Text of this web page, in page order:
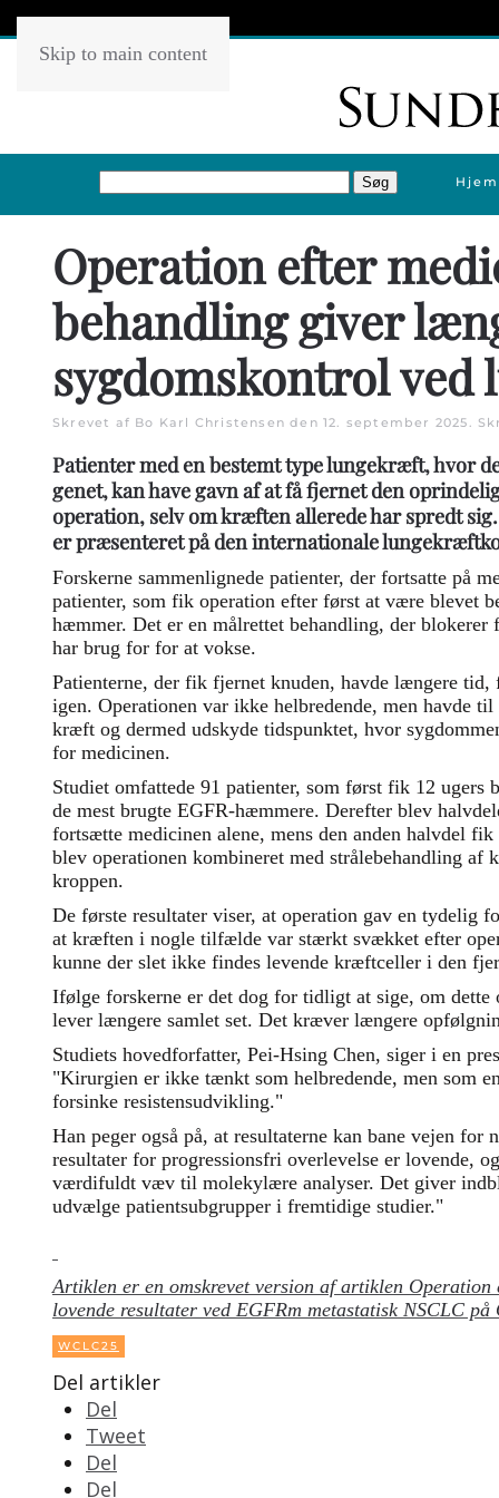
Skip to main content
Hjem
Operation efter
behandling giver
sygdomskontrol
Skrevet af Bo Karl Christensen den 12. september 2025.
Patienter med en bestemt type lungekræft, hvor
genet, kan have gavn af at få fjernet den
operation, selv om kræften allerede har spredt
er præsenteret på den internationale
Forskerne sammenlignede patienter, der fortsatte på
patienter, som fik operation efter først at være blevet
hæmmer. Det er en målrettet behandling, der
har brug for for at vokse.
Patienterne, der fik fjernet knuden, havde længere tid,
igen. Operationen var ikke helbredende, men havde
kræft og dermed udskyde tidspunktet, hvor
for medicinen.
Studiet omfattede 91 patienter, som først fik 12 ugers
de mest brugte EGFR-hæmmere. Derefter blev
fortsætte medicinen alene, mens den anden halvdel
blev operationen kombineret med strålebehandling af
kroppen.
De første resultater viser, at operation gav en tydelig
at kræften i nogle tilfælde var stærkt svækket efter
kunne der slet ikke findes levende kræftceller i den
Ifølge forskerne er det dog for tidligt at sige, om
lever længere samlet set. Det kræver længere
Studiets hovedforfatter, Pei-Hsing Chen, siger i en
"Kirurgien er ikke tænkt som helbredende, men som
forsinke resistensudvikling."
Han peger også på, at resultaterne kan bane vejen for
resultater for progressionsfri overlevelse er lovende,
værdifuldt væv til molekylære analyser. Det giver
udvælge patientsubgrupper i fremtidige studier."
Artiklen er en omskrevet version af artiklen
lovende resultater ved EGFRm metastatisk NSCLC
WCLC25
Del artikler
Del
Tweet
Del
Del